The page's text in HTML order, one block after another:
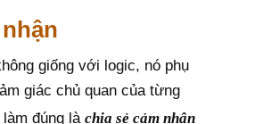
giống với logic, nó phụ
giác chủ quan của từng
đúng làchia sẻ cảm nhận